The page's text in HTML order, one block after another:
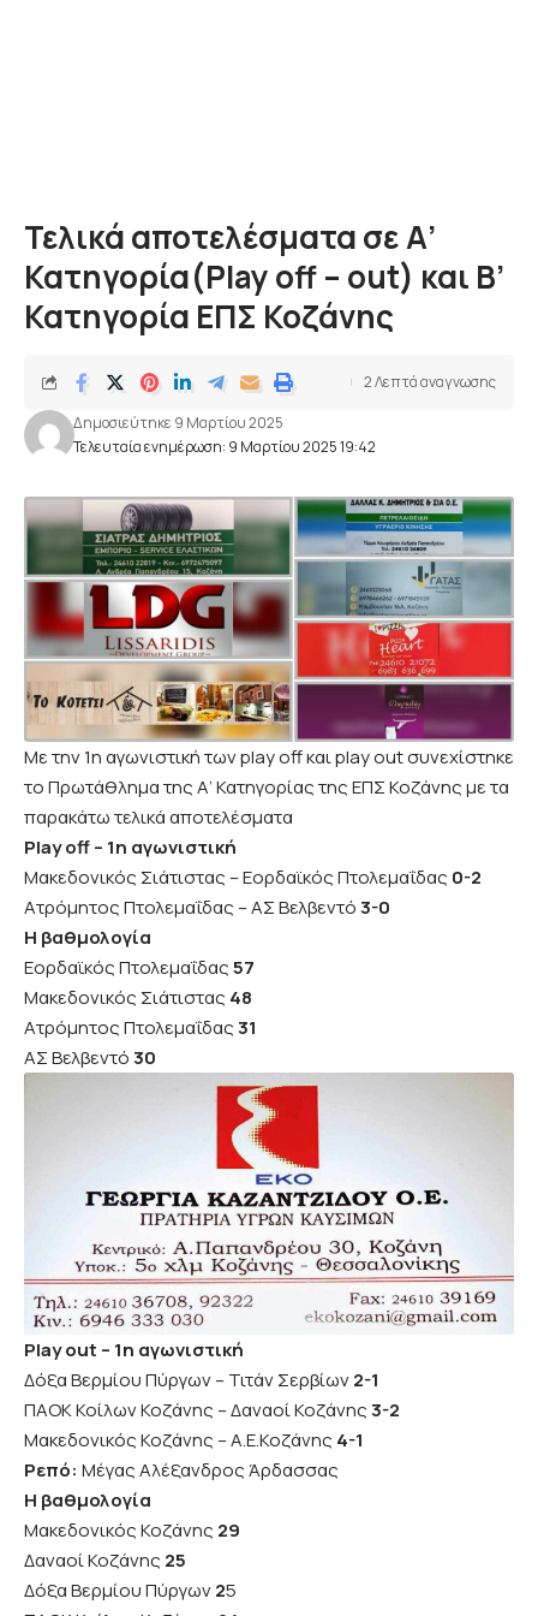
Τελικά αποτελέσματα σε Α’
Κατηγορία(Play off – out) και Β’
Κατηγορία ΕΠΣ Κοζάνης
Τελευταία ενημέρωση: 9 Μαρτίου 2025 19:42
Δημοσιεύτηκε 9 Μαρτίου 2025
2 Λεπτά αναγνωσης
Με την 1η αγωνιστική των play off και play out συνεχίστηκε
το Πρωτάθλημα της Α’ Κατηγορίας της ΕΠΣ Κοζάνης με τα
παρακάτω τελικά αποτελέσματα
Play off – 1η αγωνιστική
Μακεδονικός Σιάτιστας – Εορδαϊκός Πτολεμαΐδας 0-2
Ατρόμητος Πτολεμαΐδας – ΑΣ Βελβεντό3-0
Η βαθμολογία
Εορδαϊκός Πτολεμαΐδας57
Μακεδονικός Σιάτιστας 48
Ατρόμητος Πτολεμαΐδας31
ΑΣ Βελβεντό30
Play out – 1η αγωνιστική
Δόξα Βερμίου Πύργων – Τιτάν Σερβίων2-1
ΠΑΟΚ Κοίλων Κοζάνης – Δαναοί Κοζάνης3-2
Μακεδονικός Κοζάνης – Α.Ε.Κοζάνης 4-1
Ρεπό: Μέγας Αλέξανδρος Άρδασσας
Η βαθμολογία
Μακεδονικός Κοζάνης 29
Δαναοί Κοζάνης 25
Δόξα Βερμίου Πύργων25